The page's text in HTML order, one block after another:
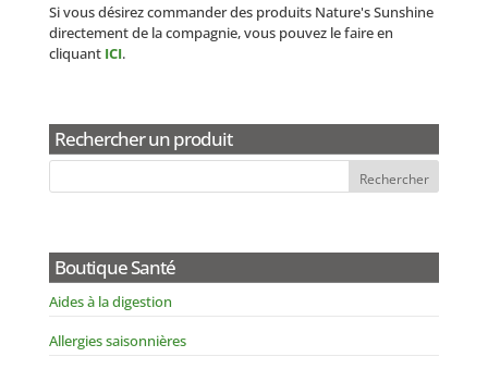
Si vous désirez commander des produits Nature's Sunshine
directement de la compagnie, vous pouvez le faire en
cliquant ICI.
Rechercher un produit
Boutique Santé
Aides à la digestion
Allergies saisonnières